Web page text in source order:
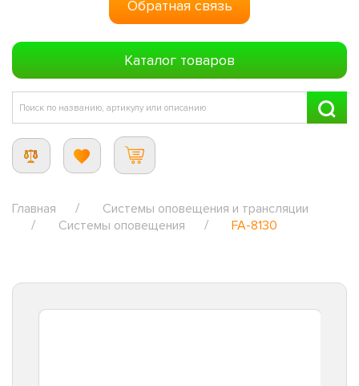
Обратная связь
Каталог товаров
Главная
Системы оповещения и трансляции
Системы оповещения
FA-8130